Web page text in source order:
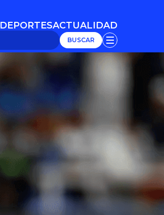
DEPORTESACTUALIDAD
ACTUALIDAD